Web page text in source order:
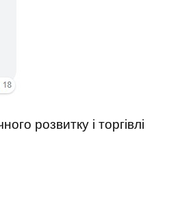
розвитку і торгівлі